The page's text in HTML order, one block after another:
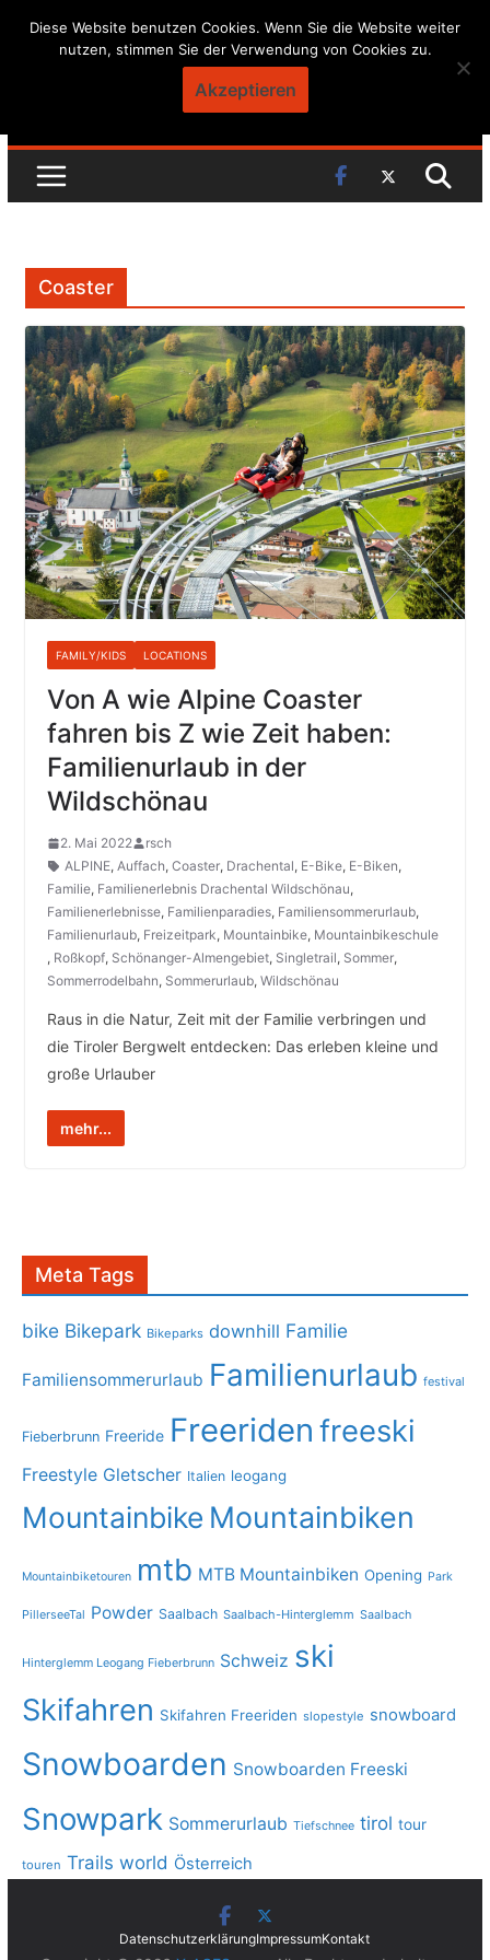
Skip
Coaster
FAMILY/KIDS LOCATIONS
Von A wie Alpine Coaster
fahren bis Z wie Zeit haben:
Familienurlaub in der
Wildschönau
2. Mai 2022
rsch
ALPINE, Auffach, Coaster, Drachental, E-Bike, E-Biken,
Familie, Familienerlebnis Drachental Wildschönau,
Familienerlebnisse, Familienparadies, Familiensommerurlaub,
Familienurlaub, Freizeitpark, Mountainbike, Mountainbikeschule
, Roßkopf, Schönanger-Almengebiet, Singletrail, Sommer,
Sommerrodelbahn, Sommerurlaub, Wildschönau
Raus in die Natur, Zeit mit der Familie verbringen und
die Tiroler Bergwelt entdecken: Das erleben kleine und
große Urlauber
mehr...
Meta Tags
bike Bikepark Bikeparks downhill Familie
Familiensommerurlaub Familienurlaub festival
Fieberbrunn Freeride Freeriden freeski
Freestyle Gletscher Italien leogang
Mountainbike Mountainbiken
Mountainbiketouren mtb MTB Mountainbiken Opening Park
PillerseeTal Powder Saalbach Saalbach-Hinterglemm Saalbach
Hinterglemm Leogang Fieberbrunn Schweiz ski
Skifahren Skifahren Freeriden slopestyle snowboard
Snowboarden Snowboarden Freeski
Snowpark Sommerurlaub Tiefschnee tirol tour
touren Trails world Österreich
DatenschutzerklärungImpressumKontakt
Diese Website benutzen Cookies. Wenn Sie die Website weiter
nutzen, stimmen Sie der Verwendung von Cookies zu.
Akzeptieren